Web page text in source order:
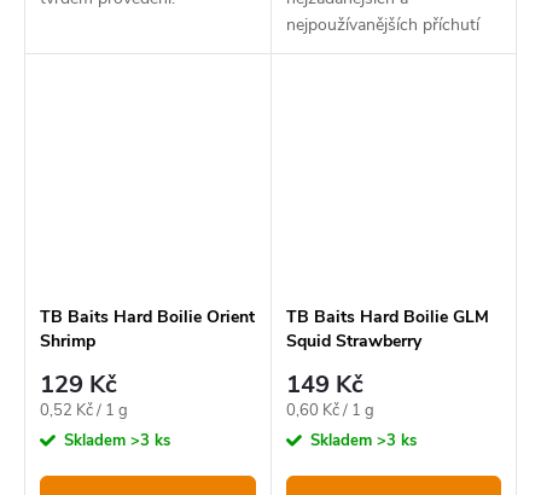
nejpoužívanějších příchutí
pro cílený lov kaprů. Proto
TB Baits Hard Boilie Orient
Shrimp
129 Kč
Měrná
cena:
0,52 Kč / 1 g
Skladem >3 ks
TB Baits Hard Boilie GLM
Squid Strawberry
149 Kč
Měrná
cena:
0,60 Kč / 1 g
Skladem >3 ks